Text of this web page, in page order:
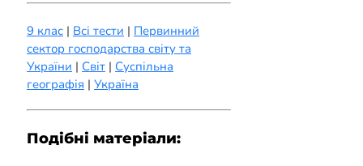
9 клас | Всі тести | Первинний
сектор господарства світу та
України | Світ | Суспільна
географія | Україна
Подібні матеріали: